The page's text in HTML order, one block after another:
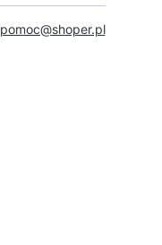
pomoc@shoper.pl